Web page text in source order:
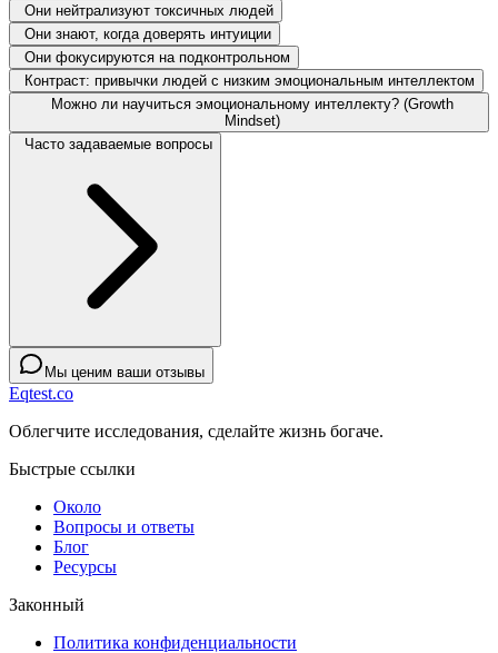
Они нейтрализуют токсичных людей
Они знают, когда доверять интуиции
Они фокусируются на подконтрольном
Контраст: привычки людей с низким эмоциональным интеллектом
Можно ли научиться эмоциональному интеллекту? (Growth
Mindset)
Часто задаваемые вопросы
Мы ценим ваши отзывы
Eqtest.co
Облегчите исследования, сделайте жизнь богаче.
Быстрые ссылки
Около
Вопросы и ответы
Блог
Ресурсы
Законный
Политика конфиденциальности